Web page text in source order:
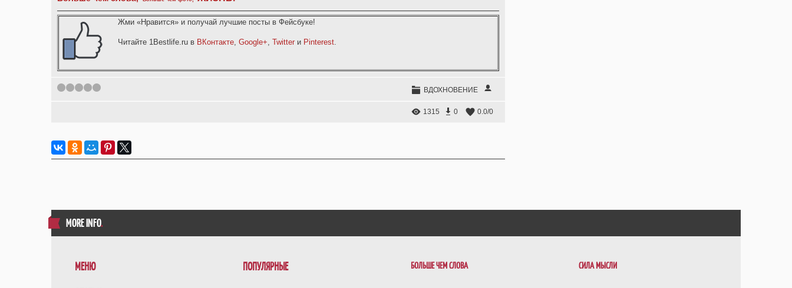
Жми «Нравится» и получай лучшие посты в Фейсбуке!
Читайте 1Bestlife.ru в ВКонтакте, Google+, Twitter и Pinterest.
1 2 3 4 ВДОХНОВЕНИЕ
1315 0 0.0/0
MORE INFO.
МЕНЮ ПОПУЛЯРНЫЕ БОЛЬШЕ ЧЕМ СЛОВА СИЛА МЫСЛИ